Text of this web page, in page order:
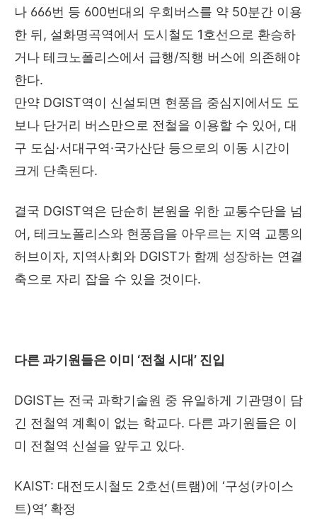
나 666번 등 600번대의 우회버스를 약 50분간 이용
한 뒤, 설화명곡역에서 도시철도 1호선으로 환승하
거나 테크노폴리스에서 급행/직행 버스에 의존해야
한다.
만약 DGIST역이 신설되면 현풍읍 중심지에서도 도
보나 단거리 버스만으로 전철을 이용할 수 있어, 대
구 도심·서대구역·국가산단 등으로의 이동 시간이
크게 단축된다.
결국 DGIST역은 단순히 본원을 위한 교통수단을 넘
어, 테크노폴리스와 현풍읍을 아우르는 지역 교통의
허브이자, 지역사회와 DGIST가 함께 성장하는 연결
축으로 자리 잡을 수 있을 것이다.
다른 과기원들은 이미 ‘전철 시대’ 진입
DGIST는 전국 과학기술원 중 유일하게 기관명이 담
긴 전철역 계획이 없는 학교다. 다른 과기원들은 이
미 전철역 신설을 앞두고 있다.
KAIST: 대전도시철도 2호선(트램)에 ‘구성(카이스
트)역’ 확정